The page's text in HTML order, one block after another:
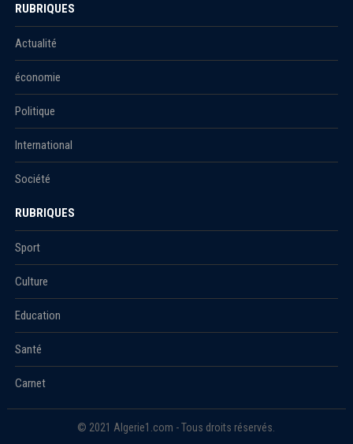
RUBRIQUES
Actualité
économie
Politique
International
Société
RUBRIQUES
Sport
Culture
Education
Santé
Carnet
© 2021 Algerie1.com - Tous droits réservés.